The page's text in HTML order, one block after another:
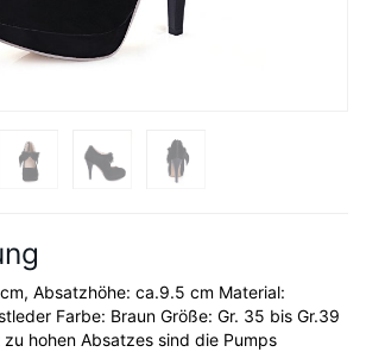
Absatzhöhe: ca.9.5 cm Material:
Farbe: Braun Größe: Gr. 35 bis Gr.39
hohen Absatzes sind die Pumps